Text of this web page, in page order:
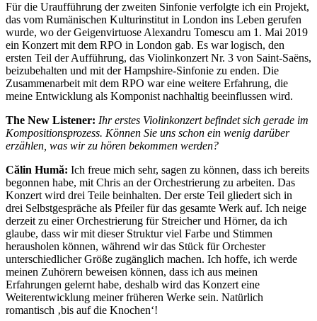
Für die Uraufführung der zweiten Sinfonie verfolgte ich ein Projekt,
das vom Rumänischen Kulturinstitut in London ins Leben gerufen
wurde, wo der Geigenvirtuose Alexandru Tomescu am 1. Mai 2019
ein Konzert mit dem RPO in London gab. Es war logisch, den
ersten Teil der Aufführung, das Violinkonzert Nr. 3 von Saint-Saëns,
beizubehalten und mit der Hampshire-Sinfonie zu enden. Die
Zusammenarbeit mit dem RPO war eine weitere Erfahrung, die
meine Entwicklung als Komponist nachhaltig beeinflussen wird.
The New Listener: Ihr erstes Violinkonzert befindet sich gerade im
Kompositionsprozess. Können Sie uns schon ein wenig darüber
erzählen, was wir zu hören bekommen werden?
Călin Humă: Ich freue mich sehr, sagen zu können, dass ich bereits
begonnen habe, mit Chris an der Orchestrierung zu arbeiten. Das
Konzert wird drei Teile beinhalten. Der erste Teil gliedert sich in
drei Selbstgespräche als Pfeiler für das gesamte Werk auf. Ich neige
derzeit zu einer Orchestrierung für Streicher und Hörner, da ich
glaube, dass wir mit dieser Struktur viel Farbe und Stimmen
herausholen können, während wir das Stück für Orchester
unterschiedlicher Größe zugänglich machen. Ich hoffe, ich werde
meinen Zuhörern beweisen können, dass ich aus meinen
Erfahrungen gelernt habe, deshalb wird das Konzert eine
Weiterentwicklung meiner früheren Werke sein. Natürlich
romantisch ‚bis auf die Knochen‘!